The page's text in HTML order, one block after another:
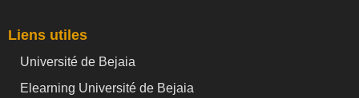
Liens utiles
Université de Bejaia
Elearning Université de Bejaia